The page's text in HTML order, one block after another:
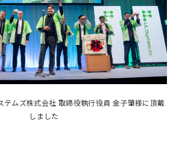
テムズ株式会社 取締役執行役員 金子肇様に頂戴
しました